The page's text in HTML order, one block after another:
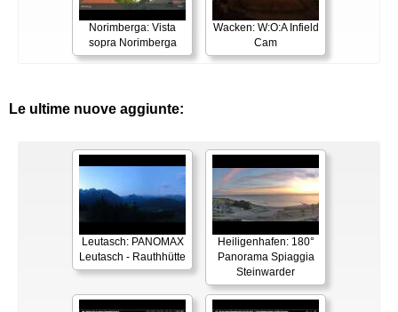
Norimberga: Vista
sopra Norimberga
Wacken: W:O:A Infield
Cam
Le ultime nuove aggiunte:
Leutasch: PANOMAX
Leutasch - Rauthhütte
Heiligenhafen: 180°
Panorama Spiaggia
Steinwarder